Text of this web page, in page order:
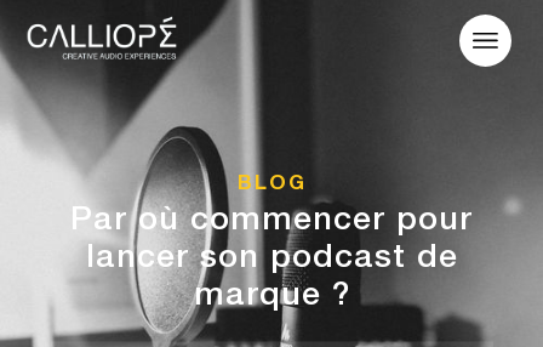
BLOG
Par où commencer pour
lancer son podcast de
marque ?